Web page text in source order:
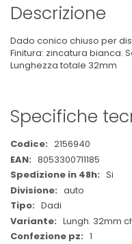
Descrizione
Dado conico chiuso per
Finitura: zincatura bianca.
Lunghezza totale 32mm
Specifiche
Maggiori
Informazioni
2156940
8053300711185
Si
auto
Dadi
Lungh. 32mm
1